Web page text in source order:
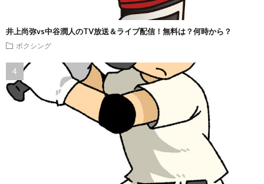
井上尚弥vs中谷潤人のTV放送＆ライブ配信！無料は？何時から？
ボクシング